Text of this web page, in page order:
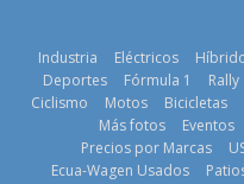
Kia
Industria Eléctricos
Deportes
Fórmula 1 Rally
Ciclismo
Motos Bicicletas
Más fotos
Eventos
Precios por Marcas
Ecua-Wagen Usados